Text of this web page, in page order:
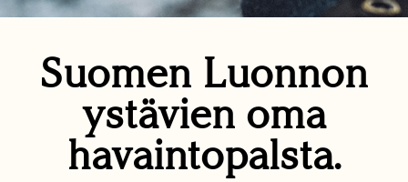
Suomen Luonnon
ystävien oma
havaintopalsta.